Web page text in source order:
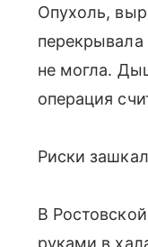
Опухоль,
не могла.
операция
Риски
В
руками в